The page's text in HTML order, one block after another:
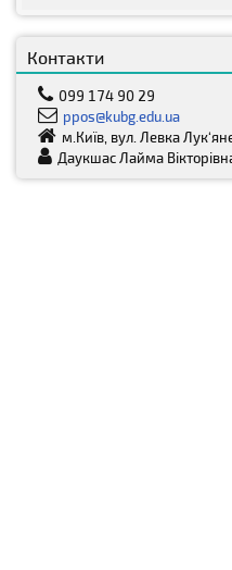
Контакти
099 174 90 29
ppos@kubg.edu.ua
м.Київ, вул. Левка
Даукшас Лайма